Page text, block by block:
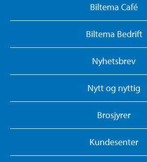
Biltema Café
Biltema Bedrift
Nyhetsbrev
Nytt og nyttig
Brosjyrer
Kundesenter